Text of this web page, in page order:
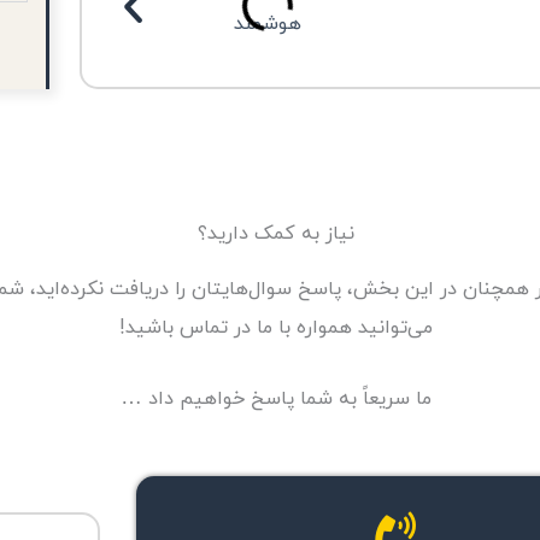
نیاز به کمک دارید؟
همچنان در این بخش، پاسخ سوال‌هایتان را دریافت نکرده‌اید،
می‌توانید همواره با ما در تماس باشید!
ما سریعاً به شما پاسخ خواهیم داد …